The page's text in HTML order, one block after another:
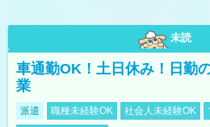
未読
車通勤OK！土日休み！日勤
業
派遣 職種未経験OK 社会人未経験OK